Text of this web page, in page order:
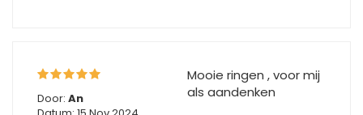
Door: An
Mooie ringen , voor mij
als aandenken